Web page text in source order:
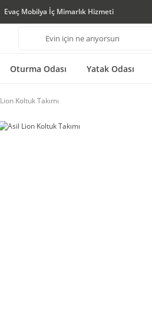
Evaç Mobilya İç Mimarlık Hizmeti
Oturma Odası Yatak Odası
Koltuk Takımı